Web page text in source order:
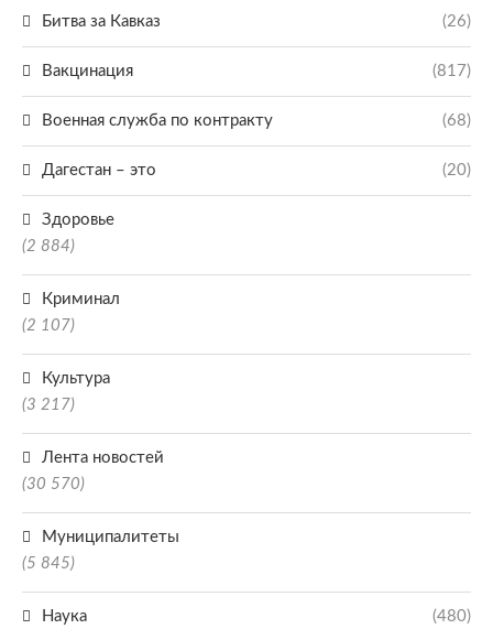
Битва за Кавказ (26)
Вакцинация (817)
Военная служба по контракту (68)
Дагестан – это (20)
Здоровье
(2 884)
Криминал
(2 107)
Культура
(3 217)
Лента новостей
(30 570)
Муниципалитеты
(5 845)
Наука (480)